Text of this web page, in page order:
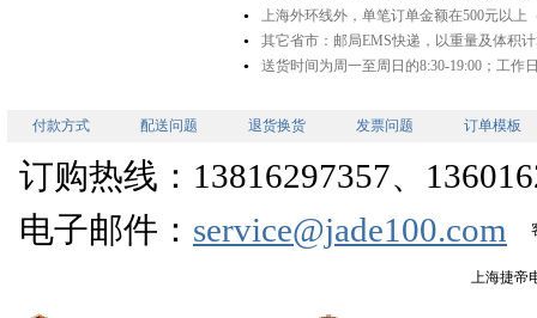
● 上海外环线外，单笔订单金额在500元以上
● 其它省市：邮局EMS快递，以重量及体积
● 送货时间为周一至周日的8:30-19:00；工作
付款方式 配送问题 退货换货 发票问题 订单模板
订购热线：13816297357、
电子邮件： service@jade100.com
上海捷帝